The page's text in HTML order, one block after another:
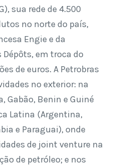
sua rede de 4.500
no norte do país,
Engie e da
Dépôts, em troca do
de euros. A Petrobras
no exterior: na
Gabão, Benin e Guiné
Latina (Argentina,
e Paraguai), onde
de joint venture na
de petróleo; e nos